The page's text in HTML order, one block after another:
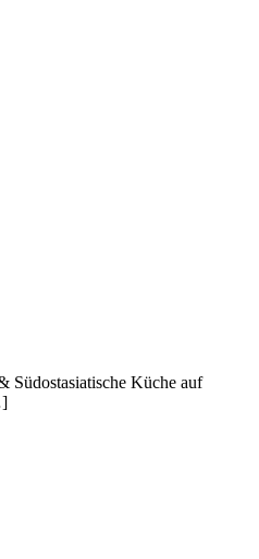
Südostasiatische Küche auf